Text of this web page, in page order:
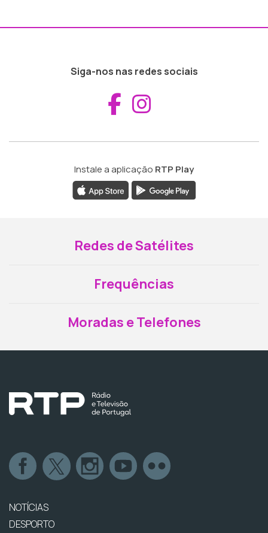
Siga-nos nas redes sociais
Aceder ao
Instale a aplicação RTP Play
Redes de Satélites
Frequências
Moradas e Telefones
NOTÍCIAS
DESPORTO